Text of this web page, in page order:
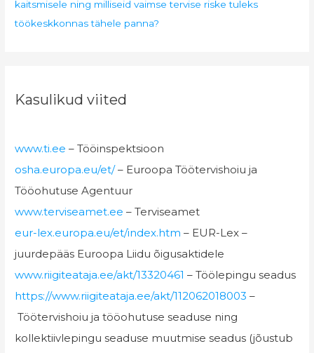
kaitsmisele ning milliseid vaimse tervise riske tuleks
töökeskkonnas tähele panna?
Kasulikud viited
www.ti.ee – Tööinspektsioon
osha.europa.eu/et/– Euroopa Töötervishoiu ja
Tööohutuse Agentuur
www.terviseamet.ee – Terviseamet
eur-lex.europa.eu/et/index.htm – EUR-Lex –
juurdepääs Euroopa Liidu õigusaktidele
www.riigiteataja.ee/akt/13320461 – Töölepingu seadus
https://www.riigiteataja.ee/akt/112062018003 –
Töötervishoiu ja tööohutuse seaduse ning
kollektiivlepingu seaduse muutmise seadus (jõustub